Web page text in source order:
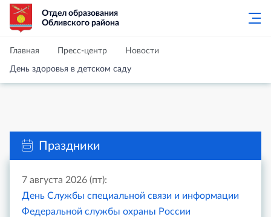
Отдел образования
Обливского района
Главная Пресс-центр Новости
День здоровья в детском саду
Праздники
7 августа 2026 (пт):
День Службы специальной связи и информации
Федеральной службы охраны России